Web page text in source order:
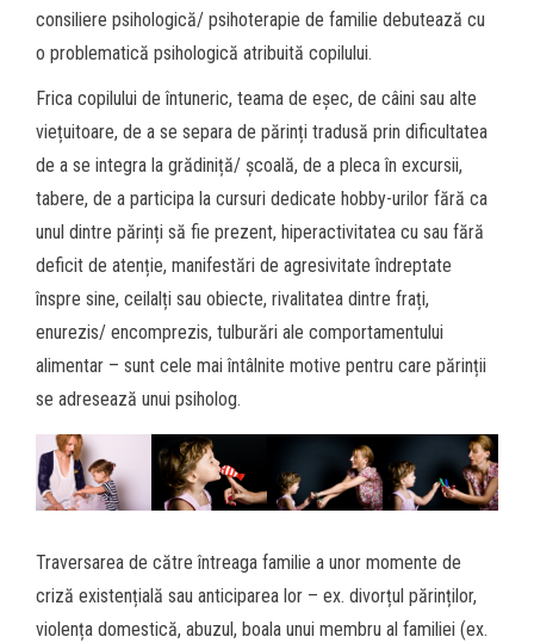
consiliere psihologică/ psihoterapie de familie debutează cu
o problematică psihologică atribuită copilului.
Frica copilului de întuneric, teama de eșec, de câini sau alte
viețuitoare, de a se separa de părinți tradusă prin dificultatea
de a se integra la grădiniță/ școală, de a pleca în excursii,
tabere, de a participa la cursuri dedicate hobby-urilor fără ca
unul dintre părinți să fie prezent, hiperactivitatea cu sau fără
deficit de atenție, manifestări de agresivitate îndreptate
înspre sine, ceilalți sau obiecte, rivalitatea dintre frați,
enurezis/ encomprezis, tulburări ale comportamentului
alimentar – sunt cele mai întâlnite motive pentru care părinții
se adresează unui psiholog.
Traversarea de către întreaga familie a unor momente de
criză existențială sau anticiparea lor – ex. divorțul părinților,
violența domestică, abuzul, boala unui membru al familiei (ex.